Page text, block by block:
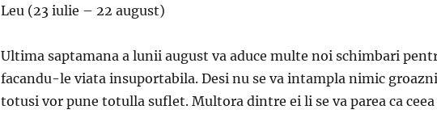
Leu (23 iulie – 22 august)
Ultima saptamana a lunii august va aduce multe noi schimbari
facandu-le viata insuportabila. Desi nu se va intampla nimic
totusi vor pune totulla suflet. Multora dintre ei li se va parea ca ceea